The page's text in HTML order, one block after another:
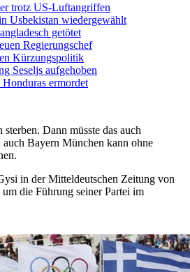
trotz US-Luftangriffen
Usbekistan wiedergewählt
getötet
Regierungschef
Kürzungspolitik
Seseljs aufgehoben
ermordet
Dann müsste das auch
Bayern München kann ohne
in der Mitteldeutschen Zeitung von
die Führung seiner Partei im